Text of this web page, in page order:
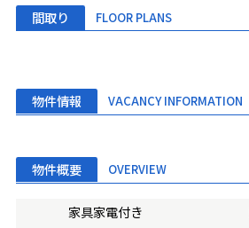
間取り FLOOR PLANS
物件情報 VACANCY INFORMATION
物件概要 OVERVIEW
家具家電付き